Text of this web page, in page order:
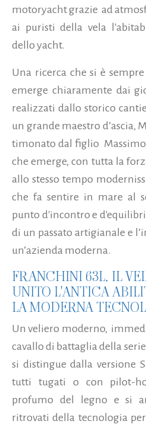
motoryacht grazie ad
ai puristi della vela
dello yacht.
Una ricerca che si è
emerge chiaramente dai
realizzati dallo storico
un grande maestro d’ascia,
timonato dal figlio
che emerge, con tutta la
allo stesso tempo
che fa sentire in mare al
punto d'incontro e
di un passato artigianale e
un’azienda moderna.
FRANCHINI 63L, IL
UNITO L'ANTICA
LA MODERNA
Un veliero moderno,
cavallo di battaglia della
si distingue dalla versione
tutti tugati o con pilot-
profumo del legno e si
ritrovati della tecnologia